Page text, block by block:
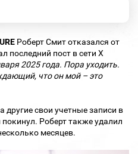
Роберт Смит отказался от
последний пост в сети X
2025 года. Пора уходить.
что он мой – это
другие свои учетные записи в
Роберт также удалил
месяцев.